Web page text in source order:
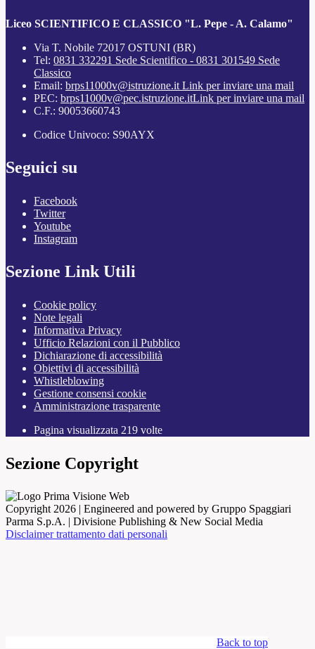
Liceo SCIENTIFICO E CLASSICO "L. Pepe - A. Calamo"
Via T. Nobile 72017 OSTUNI (BR)
Tel: 0831 332291 Sede Scientifico - 0831 301549 Sede
Classico
Email: brps11000v@istruzione.it Link per inviare una mail
PEC: brps11000v@pec.istruzione.itLink per inviare una mail
C.F.: 90053660743
Codice Univoco: S90AYX
Seguici su
Facebook
Twitter
Youtube
Instagram
Sezione Link Utili
Cookie policy
Note legali
Informativa Privacy
Ufficio Relazioni con il Pubblico
Dichiarazione di accessibilità
Obiettivi di accessibilità
Whistleblowing
Gestione consensi cookie
Amministrazione trasparente
Pagina visualizzata 219 volte
Sezione Copyright
Copyright 2026 | Engineered and powered by Gruppo Spaggiari
Parma S.p.A. | Divisione Publishing & New Social Media
Disclaimer trattamento dati personali
Back to top